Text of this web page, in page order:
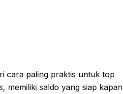
cara paling praktis untuk top
memiliki saldo yang siap kapan